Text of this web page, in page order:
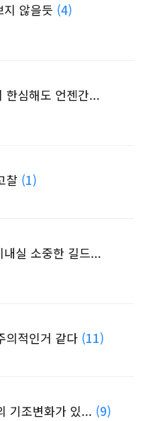
않을듯 (4)
한심해도 언젠간...
찰 (1)
실 소중한 길드...
의적인거 같다 (11)
기조변화가 있... (9)